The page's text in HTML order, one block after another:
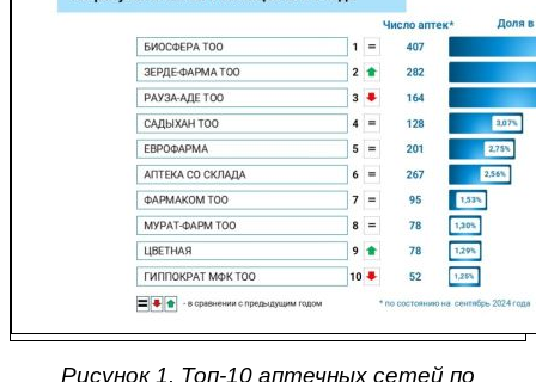
Рисунок 1. Топ-10 аптечных сетей по